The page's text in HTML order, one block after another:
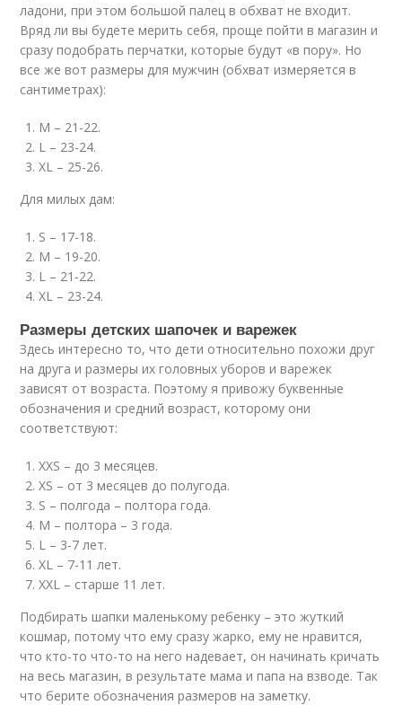
ладони, при этом большой палец в обхват не входит.
Вряд ли вы будете мерить себя, проще пойти в магазин и
сразу подобрать перчатки, которые будут «в пору». Но
все же вот размеры для мужчин (обхват измеряется в
сантиметрах):
M – 21-22.
L – 23-24.
XL – 25-26.
Для милых дам:
S – 17-18.
M – 19-20.
L – 21-22.
XL – 23-24.
Размеры детских шапочек и варежек
Здесь интересно то, что дети относительно похожи друг
на друга и размеры их головных уборов и варежек
зависят от возраста. Поэтому я привожу буквенные
обозначения и средний возраст, которому они
соответствуют:
XXS – до 3 месяцев.
XS – от 3 месяцев до полугода.
S – полгода – полтора года.
M – полтора – 3 года.
L – 3-7 лет.
XL – 7-11 лет.
XXL – старше 11 лет.
Подбирать шапки маленькому ребенку – это жуткий
кошмар, потому что ему сразу жарко, ему не нравится,
что кто-то что-то на него надевает, он начинать кричать
на весь магазин, в результате мама и папа на взводе. Так
что берите обозначения размеров на заметку.